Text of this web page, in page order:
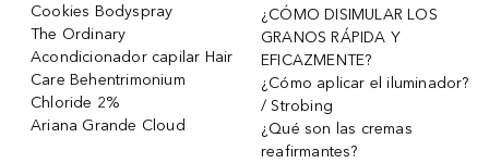
Cookies Bodyspray
The Ordinary
Acondicionador capilar Hair
Care Behentrimonium
Chloride 2%
Ariana Grande Cloud
¿CÓMO DISIMULAR LOS
GRANOS RÁPIDA Y
EFICAZMENTE?
¿Cómo aplicar el iluminador?
/ Strobing
¿Qué son las cremas
reafirmantes?